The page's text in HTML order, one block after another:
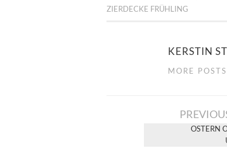
ZIERDECKE FRÜHLING
KERSTIN
MORE POSTS
OSTERN